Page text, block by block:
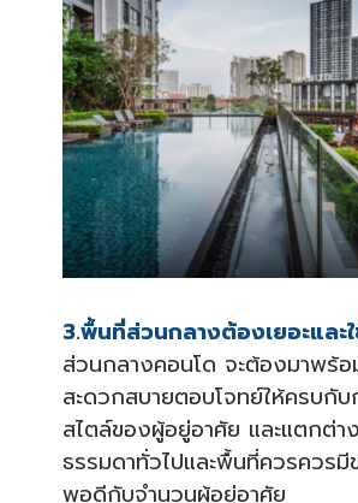
3.พื้นที่ส่วนกลางต้องเยอะและ
ส่วนกลางคอนโด จะต้องมาพร้อ
สะดวกสบายตอบโจทย์ให้ครบกั
สไตล์ของผู้อยู่อาศัย และแตกต่า
ธรรมดาทั่วไปและพื้นที่ควรควร
พอดีกับจำนวนผู้อยู่อาศัย